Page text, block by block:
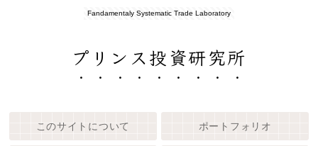
Fandamentaly Systematic Trade Laboratory
プリンス投資研究所
このサイトについて ポートフォリオ